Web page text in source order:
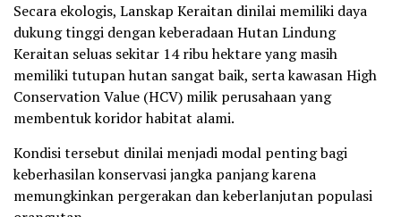
Secara ekologis, Lanskap Keraitan dinilai memiliki daya
dukung tinggi dengan keberadaan Hutan Lindung
Keraitan seluas sekitar 14 ribu hektare yang masih
memiliki tutupan hutan sangat baik, serta kawasan High
Conservation Value (HCV) milik perusahaan yang
membentuk koridor habitat alami.
Kondisi tersebut dinilai menjadi modal penting bagi
keberhasilan konservasi jangka panjang karena
memungkinkan pergerakan dan keberlanjutan populasi